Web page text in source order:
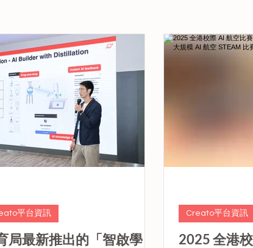
局最新推出的「智啟學
平台資訊
2025 全港
Creato平台資訊